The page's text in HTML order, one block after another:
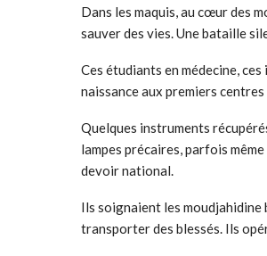
Dans les maquis, au cœur des
sauver des vies. Une bataille
Ces étudiants en médecine,
naissance aux premiers
Quelques instruments
lampes précaires, parfois
devoir national.
Ils soignaient les
transporter des blessés. Ils